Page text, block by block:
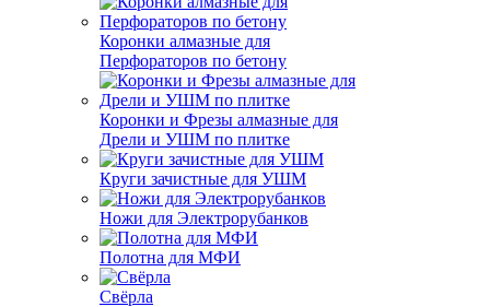
Коронки алмазные для
Перфораторов по бетону
Коронки и Фрезы алмазные для
Дрели и УШМ по плитке
Круги зачистные для УШМ
Ножи для Электрорубанков
Полотна для МФИ
Свёрла